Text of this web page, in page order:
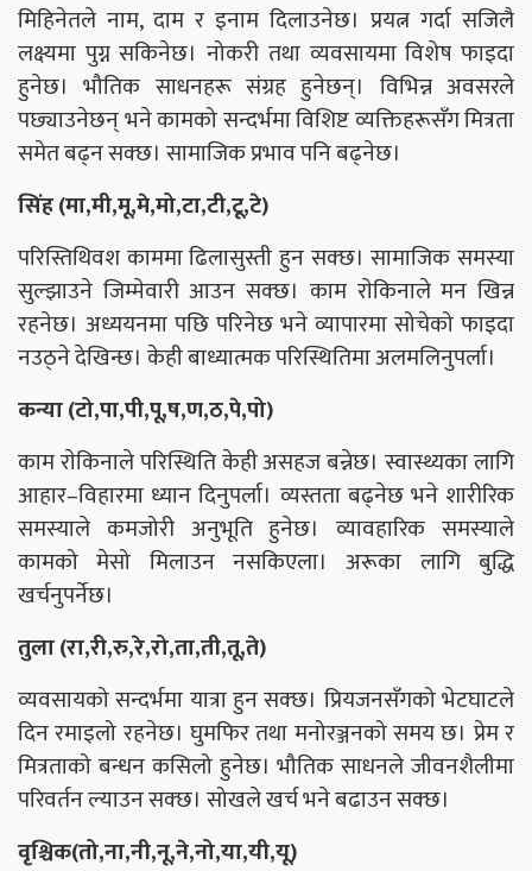
मिहिनेतले नाम, दाम र इनाम दिलाउनेछ। प्रयत्न गर्दा सजिलै
लक्ष्यमा पुग्न सकिनेछ। नोकरी तथा व्यवसायमा विशेष फाइदा
हुनेछ। भौतिक साधनहरू संग्रह हुनेछन्। विभिन्न अवसरले
पछ्याउनेछन् भने कामको सन्दर्भमा विशिष्ट व्यक्तिहरूसँग मित्रता
समेत बढ्न सक्छ। सामाजिक प्रभाव पनि बढ्नेछ।
सिंह (मा,मी,मू,मे,मो,टा,टी,टू,टे)
परिस्तिथिवश काममा ढिलासुस्ती हुन सक्छ। सामाजिक समस्या
सुल्झाउने जिम्मेवारी आउन सक्छ। काम राेकिनाले मन खिन्न
रहनेछ। अध्ययनमा पछि परिनेछ भने व्यापारमा सोचेको फाइदा
नउठ्ने देखिन्छ। केही बाध्यात्मक परिस्थितिमा अलमलिनुपर्ला।
कन्या (टो,पा,पी,पू,ष,ण,ठ,पे,पो)
काम राेकिनाले परिस्थिति केही असहज बन्नेछ। स्वास्थ्यका लागि
आहार–विहारमा ध्यान दिनुपर्ला। व्यस्तता बढ्नेछ भने शारीरिक
समस्याले कमजोरी अनुभूति हुनेछ। व्यावहारिक समस्याले
कामको मेसो मिलाउन नसकिएला। अरूका लागि बुद्धि
खर्चनुपर्नेछ।
तुला (रा,री,रु,रे,रो,ता,ती,तू,ते)
व्यवसायको सन्दर्भमा यात्रा हुन सक्छ। प्रियजनसँगको भेटघाटले
दिन रमाइलो रहनेछ। घुमफिर तथा मनोरञ्जनको समय छ। प्रेम र
मित्रताको बन्धन कसिलो हुनेछ। भौतिक साधनले जीवनशैलीमा
परिवर्तन ल्याउन सक्छ। सोखले खर्च भने बढाउन सक्छ।
वृश्चिक(तो,ना,नी,नू,ने,नो,या,यी,यू)